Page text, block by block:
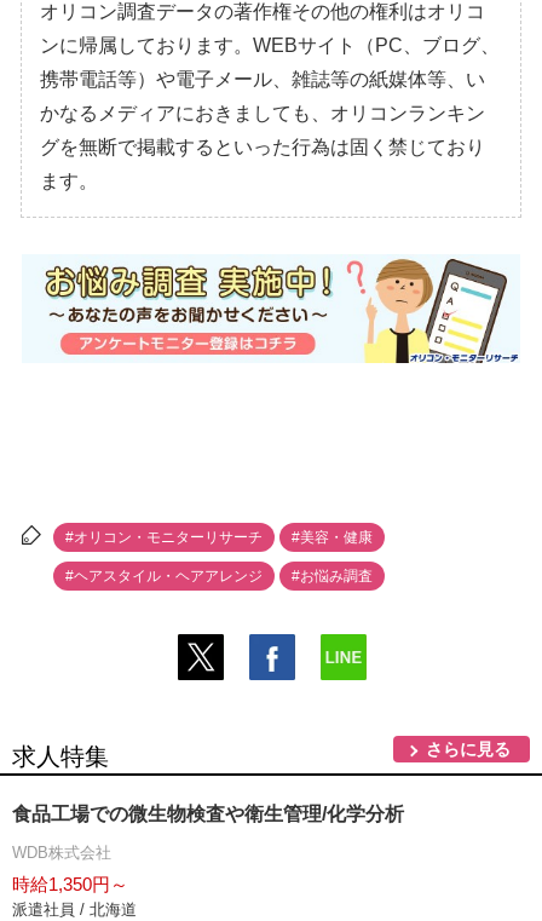
オリコン調査データの著作権その他の権利はオリコ
ンに帰属しております。WEBサイト（PC、ブログ、
携帯電話等）や電子メール、雑誌等の紙媒体等、い
かなるメディアにおきましても、オリコンランキン
グを無断で掲載するといった行為は固く禁じており
ます。
#オリコン・モニターリサーチ #美容・健康
#ヘアスタイル・ヘアアレンジ #お悩み調査
求人特集 さらに見る
食品工場での微生物検査や衛生管理/化学分析
WDB株式会社
時給1,350円～
派遣社員 / 北海道